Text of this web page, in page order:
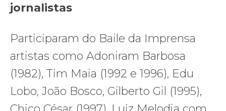
jornalistas
Participaram do Baile da Imprensa
artistas como Adoniram Barbosa
(1982), Tim Maia (1992 e 1996), Edu
Lobo, João Bosco, Gilberto Gil (1995),